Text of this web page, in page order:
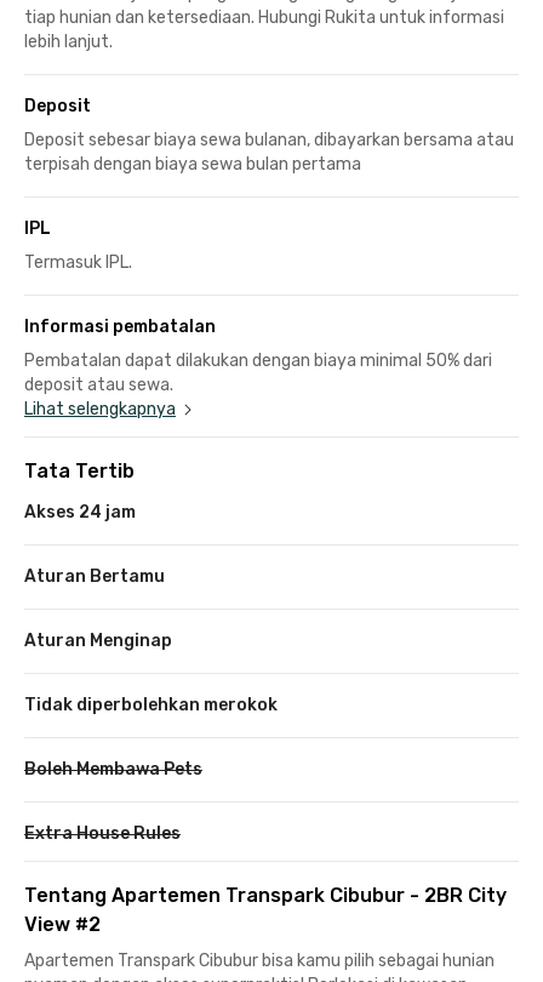
tiap hunian dan ketersediaan. Hubungi Rukita untuk informasi
lebih lanjut.
Deposit
Deposit sebesar biaya sewa bulanan, dibayarkan bersama atau
terpisah dengan biaya sewa bulan pertama
IPL
Termasuk IPL.
Informasi pembatalan
Pembatalan dapat dilakukan dengan biaya minimal 50% dari
deposit atau sewa.
Lihat selengkapnya
Tata Tertib
Akses 24 jam
Aturan Bertamu
Aturan Menginap
Tidak diperbolehkan merokok
Boleh Membawa Pets
Extra House Rules
Tentang Apartemen Transpark Cibubur - 2BR City
View #2
Apartemen Transpark Cibubur bisa kamu pilih sebagai hunian